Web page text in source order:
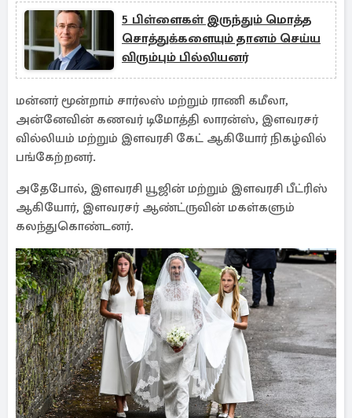
5 பிள்ளைகள் இருந்தும் மொத்த
சொத்துக்களையும் தானம் செய்ய
விரும்பும் பில்லியனர்
மன்னர் மூன்றாம் சார்லஸ் மற்றும் ராணி கமீலா,
அன்னேவின் கணவர் டிமோத்தி லாரன்ஸ், இளவரசர்
வில்லியம் மற்றும் இளவரசி கேட் ஆகியோர் நிகழ்வில்
பங்கேற்றனர்.
அதேபோல், இளவரசி யூஜின் மற்றும் இளவரசி பீட்ரிஸ்
ஆகியோர், இளவரசர் ஆண்ட்ருவின் மகள்களும்
கலந்துகொண்டனர்.